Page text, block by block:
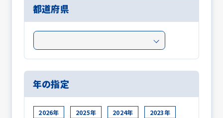
都道府県
年の指定
2026年 2025年 2024年 2023年